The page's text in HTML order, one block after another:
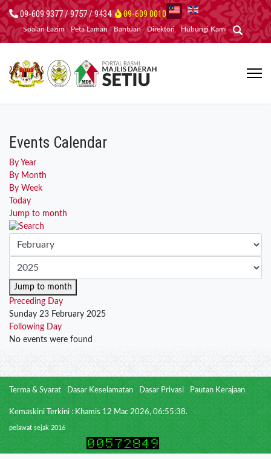
09-609 9377 / 9757 / 9434 09-609 0010
Soalan Lazim Peta Laman Bantuan Direktori Hubungi Kami
Events Calendar
By Year
By Month
By Week
Today
Jump to month
Jump to month
Preceding Day
Sunday 23 February 2025
Following Day
No events were found
Terma & Syarat Dasar Keselamatan Dasar Privasi Pautan Kerajaan
Kemaskini Terkini : Khamis 12 Mac 2026, 06:55:38.
pelawat sejak 2016